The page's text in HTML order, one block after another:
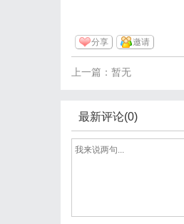
分享 邀请
上一篇：暂无
最新评论(0)